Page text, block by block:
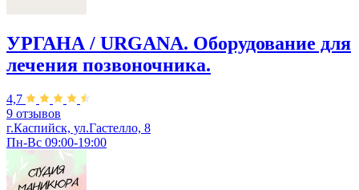
УРГАНА / URGANA. Оборудование для
лечения позвоночника.
4,7
9 отзывов
г.Каспийск, ул.Гастелло, 8
Пн-Вс 09:00-19:00